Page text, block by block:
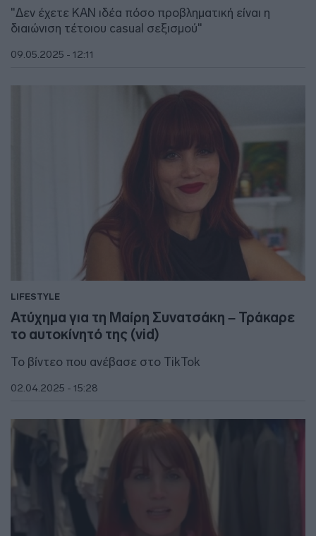
"Δεν έχετε ΚΑΝ ιδέα πόσο προβληματική είναι η
διαιώνιση τέτοιου casual σεξισμού"
09.05.2025 - 12:11
LIFESTYLE
Ατύχημα για τη Μαίρη Συνατσάκη – Τράκαρε
το αυτοκίνητό της (vid)
Το βίντεο που ανέβασε στο TikTok
02.04.2025 - 15:28